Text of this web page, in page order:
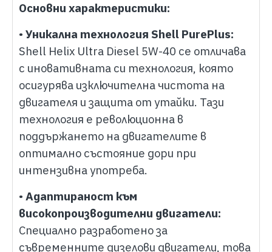
Основни характеристики:
• Уникална технология Shell PurePlus:
Shell Helix Ultra Diesel 5W-40 се отличава
с иновативната си технология, която
осигурява изключителна чистота на
двигателя и защита от утайки. Тази
технология е революционна в
поддържането на двигателите в
оптимално състояние дори при
интензивна употреба.
• Адаптираност към
високопроизводителни двигатели:
Специално разработено за
съвременните дизелови двигатели, това